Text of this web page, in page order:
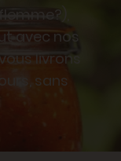
avec nos
livrons
sans